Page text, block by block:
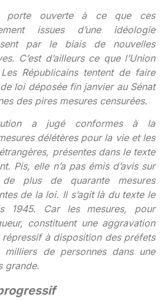
porte ouverte à ce que ces
issues d’une idéologie
par le biais de nouvelles
C’est d’ailleurs ce que l’Union
Républicains tentent de faire
loi déposée fin janvier au Sénat
des pires mesures censurées.
a jugé conformes à la
délétères pour la vie et les
présentes dans le texte
Pis, elle n’a pas émis d’avis sur
de plus de quarante mesures
de la loi. Il s’agit là du texte le
1945. Car les mesures, pour
constituent une aggravation
répressif à disposition des préfets
milliers de personnes dans une
grande.